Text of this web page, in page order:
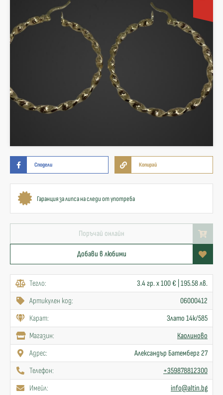
Сподели Копирай
Гаранция за липса на следи от употреба
Поръчай онлайн
Добави в любими
Тегло:
3.4 гр. x 100 € | 195.58 лв.
Артикулен код:
06000412
Карат:
Злато 14к/585
Mагазин:
Каолиново
Адрес:
Александър Батемберг 27
Телефон:
+359878812300
Имейл:
info@altin.bg